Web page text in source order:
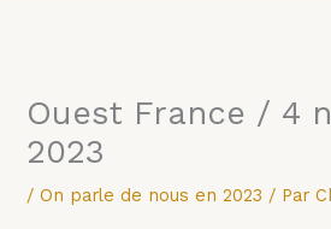
Ouest France / 4
2023
/On parle de nous en 2023 / Par